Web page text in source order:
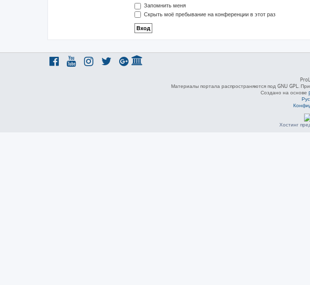
Запомнить меня
Скрыть моё пребывание на конференции в этот раз
Материалы портала распространяются под GNU GPL.
Создано на основе
Хостинг